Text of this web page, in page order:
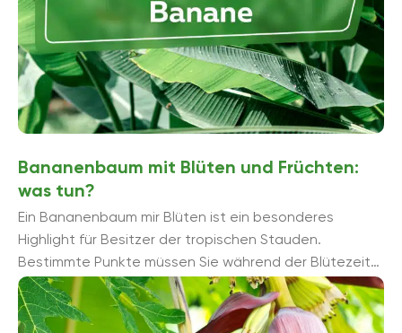
Bananenbaum mit Blüten und Früchten:
was tun?
Ein Bananenbaum mir Blüten ist ein besonderes
Highlight für Besitzer der tropischen Stauden.
Bestimmte Punkte müssen Sie während der Blütezeit
und beim Tragen der Bananenfrü...